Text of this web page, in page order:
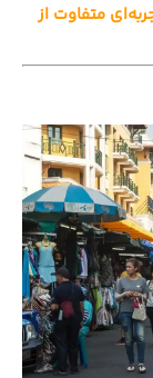
متفاوت از